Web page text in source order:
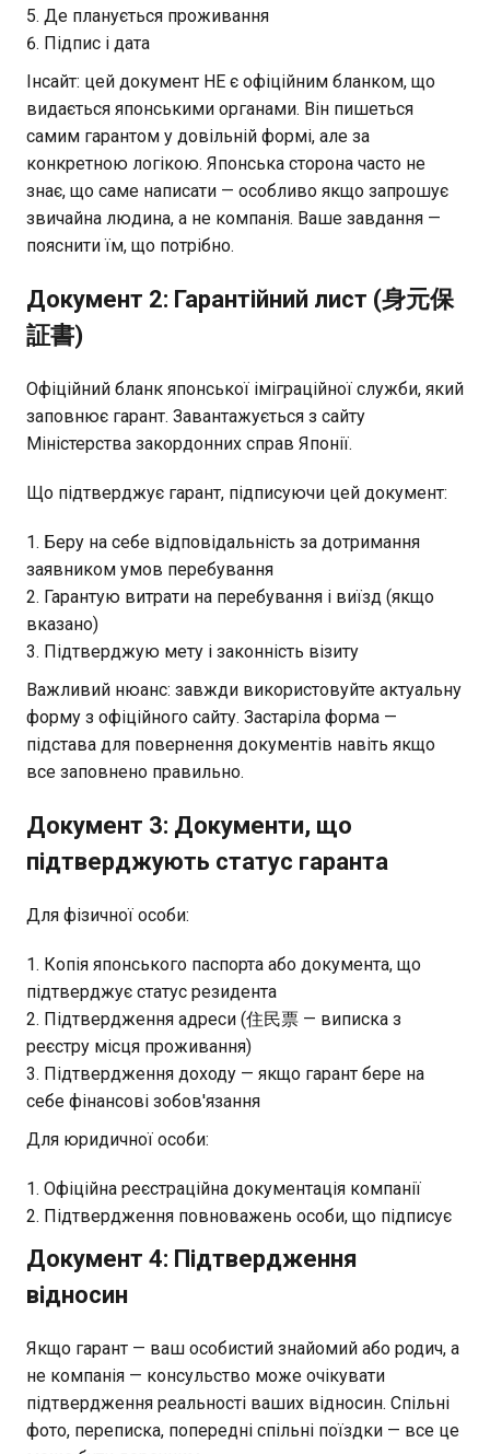
Де планується проживання
Підпис і дата
Інсайт: цей документ НЕ є офіційним бланком, що
видається японськими органами. Він пишеться
самим гарантом у довільній формі, але за
конкретною логікою. Японська сторона часто не
знає, що саме написати — особливо якщо запрошує
звичайна людина, а не компанія. Ваше завдання —
пояснити їм, що потрібно.
Документ 2: Гарантійний лист (身元保
証書)
Офіційний бланк японської іміграційної служби, який
заповнює гарант. Завантажується з сайту
Міністерства закордонних справ Японії.
Що підтверджує гарант, підписуючи цей документ:
Беру на себе відповідальність за дотримання
заявником умов перебування
Гарантую витрати на перебування і виїзд (якщо
вказано)
Підтверджую мету і законність візиту
Важливий нюанс: завжди використовуйте актуальну
форму з офіційного сайту. Застаріла форма —
підстава для повернення документів навіть якщо
все заповнено правильно.
Документ 3: Документи, що
підтверджують статус гаранта
Для фізичної особи:
Копія японського паспорта або документа, що
підтверджує статус резидента
Підтвердження адреси (住民票 — виписка з
реєстру місця проживання)
Підтвердження доходу — якщо гарант бере на
себе фінансові зобов'язання
Для юридичної особи:
Офіційна реєстраційна документація компанії
Підтвердження повноважень особи, що підписує
Документ 4: Підтвердження
відносин
Якщо гарант — ваш особистий знайомий або родич, а
не компанія — консульство може очікувати
підтвердження реальності ваших відносин. Спільні
фото, переписка, попередні спільні поїздки — все це